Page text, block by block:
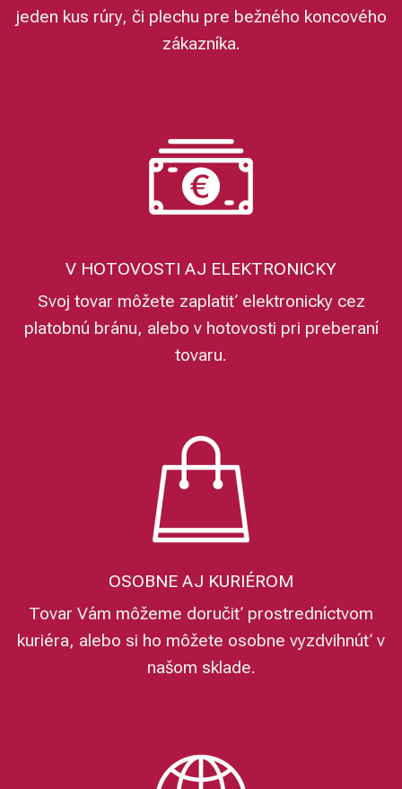
jeden kus rúry, či plechu pre bežného koncového
zákazníka.
V HOTOVOSTI AJ ELEKTRONICKY
Svoj tovar môžete zaplatiť elektronicky cez
platobnú bránu, alebo v hotovosti pri preberaní
tovaru.
OSOBNE AJ KURIÉROM
Tovar Vám môžeme doručiť prostredníctvom
kuriéra, alebo si ho môžete osobne vyzdvihnúť v
našom sklade.